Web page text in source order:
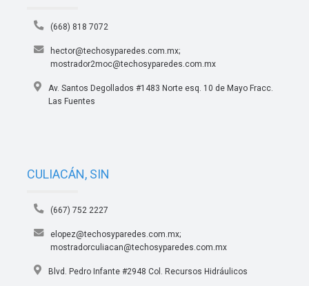
(668) 818 7072
hector@techosyparedes.com.mx;
mostrador2moc@techosyparedes.com.mx
Av. Santos Degollados #1483 Norte esq. 10 de Mayo Fracc.
Las Fuentes
CULIACÁN, SIN
(667) 752 2227
elopez@techosyparedes.com.mx;
mostradorculiacan@techosyparedes.com.mx
Blvd. Pedro Infante #2948 Col. Recursos Hidráulicos